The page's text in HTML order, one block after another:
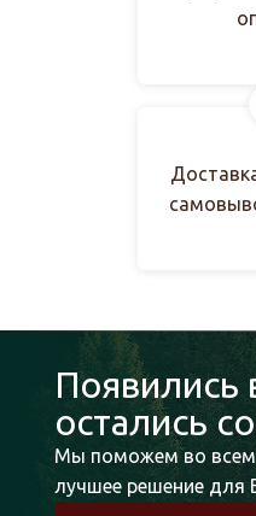
Появились
остались
Мы поможем во всем
лучшее решение для